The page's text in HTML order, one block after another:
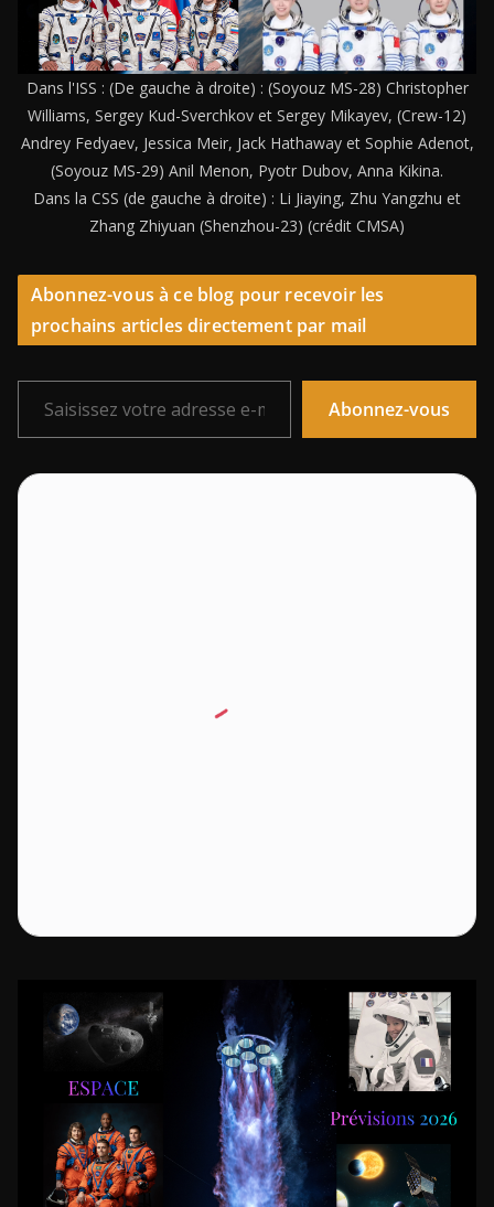
Dans l'ISS : (De gauche à droite) : (Soyouz MS-28) Christopher
Williams, Sergey Kud-Sverchkov et Sergey Mikayev, (Crew-12)
Andrey Fedyaev, Jessica Meir, Jack Hathaway et Sophie Adenot,
(Soyouz MS-29) Anil Menon, Pyotr Dubov, Anna Kikina.
Dans la CSS (de gauche à droite) : Li Jiaying, Zhu Yangzhu et
Zhang Zhiyuan (Shenzhou-23) (crédit CMSA)
Abonnez-vous à ce blog pour recevoir les
prochains articles directement par mail
Saisissez votre adresse e-mail…
Abonnez-vous